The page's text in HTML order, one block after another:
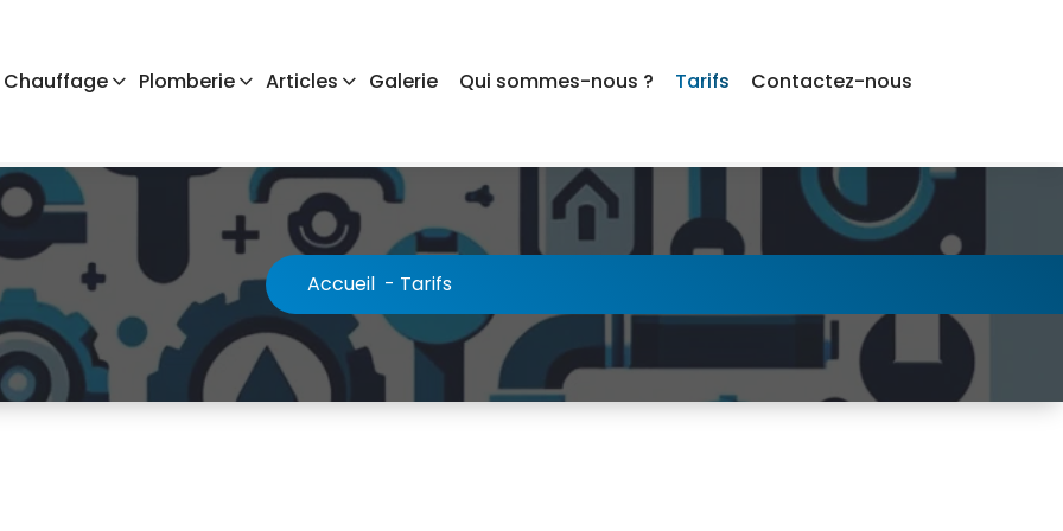
Chauffage Plomberie Articles Galerie Qui sommes-nous ? Tarifs Contactez-nous
Accueil - Tarifs